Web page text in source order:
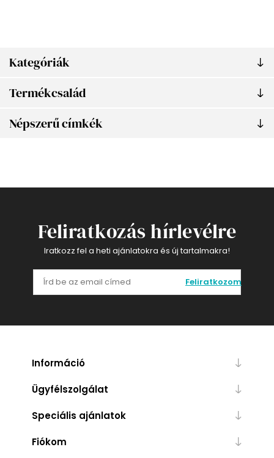
Kategóriák
Termékcsalád
Népszerű címkék
Feliratkozás hírlevélre
Iratkozz fel a heti ajánlatokra és új tartalmakra!
Feliratkozom
Információ
Ügyfélszolgálat
Speciális ajánlatok
Fiókom